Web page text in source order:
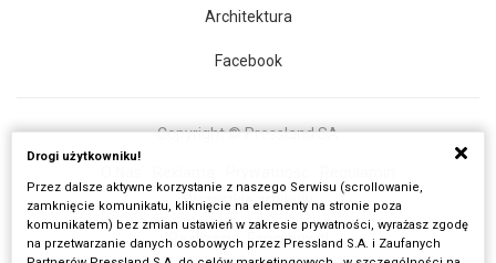
Architektura
Facebook
Copyright © Pressland SA
Wszystkie artykuły
Realizacja: Fancybox.pl
Drogi użytkowniku!
Przez dalsze aktywne korzystanie z naszego Serwisu (scrollowanie,
zamknięcie komunikatu, kliknięcie na elementy na stronie poza
komunikatem) bez zmian ustawień w zakresie prywatności, wyrażasz zgodę
na przetwarzanie danych osobowych przez Pressland S.A. i Zaufanych